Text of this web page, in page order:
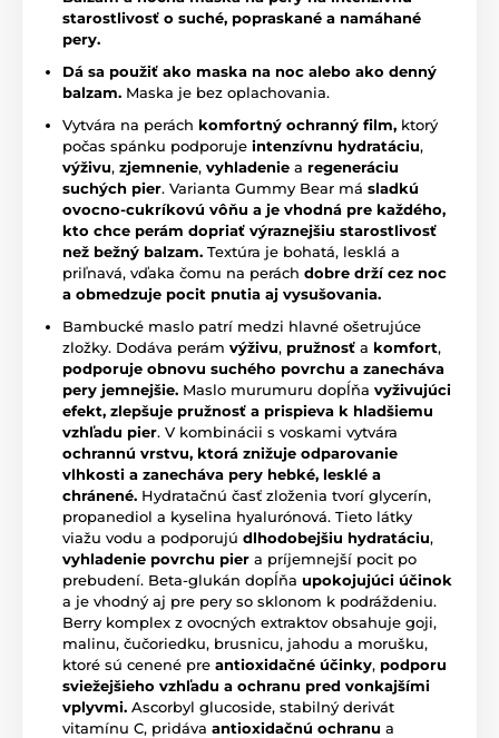
starostlivosť o suché, popraskané a namáhané
pery.
Dá sa použiť ako maska na noc alebo ako denný
balzam. Maska je bez oplachovania.
Vytvára na perách komfortný ochranný film, ktorý
počas spánku podporuje intenzívnu hydratáciu,
výživu, zjemnenie, vyhladenie a regeneráciu
suchých pier. Varianta Gummy Bear má sladkú
ovocno-cukríkovú vôňu a je vhodná pre každého,
kto chce perám dopriať výraznejšiu starostlivosť
než bežný balzam. Textúra je bohatá, lesklá a
priľnavá, vďaka čomu na perách dobre drží cez noc
a obmedzuje pocit pnutia aj vysušovania.
Bambucké maslo patrí medzi hlavné ošetrujúce
zložky. Dodáva perám výživu, pružnosť a komfort,
podporuje obnovu suchého povrchu a zanecháva
pery jemnejšie. Maslo murumuru dopĺňa vyživujúci
efekt, zlepšuje pružnosť a prispieva k hladšiemu
vzhľadu pier. V kombinácii s voskami vytvára
ochrannú vrstvu, ktorá znižuje odparovanie
vlhkosti a zanecháva pery hebké, lesklé a
chránené. Hydratačnú časť zloženia tvorí glycerín,
propanediol a kyselina hyalurónová. Tieto látky
viažu vodu a podporujú dlhodobejšiu hydratáciu,
vyhladenie povrchu pier a príjemnejší pocit po
prebudení. Beta-glukán dopĺňa upokojujúci účinok
a je vhodný aj pre pery so sklonom k podráždeniu.
Berry komplex z ovocných extraktov obsahuje goji,
malinu, čučoriedku, brusnicu, jahodu a morušku,
ktoré sú cenené pre antioxidačné účinky, podporu
sviežejšieho vzhľadu a ochranu pred vonkajšími
vplyvmi. Ascorbyl glucoside, stabilný derivát
vitamínu C, pridáva antioxidačnú ochranu a